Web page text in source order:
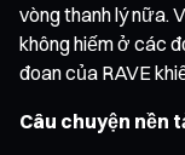
vòng thanh lý nữa.
không hiếm ở các
đoan của RAVE
Câu chuyện nền